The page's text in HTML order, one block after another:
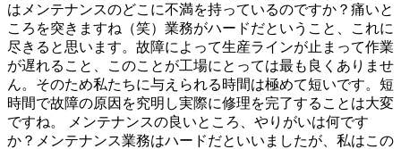
はメンテナンスのどこに不満を持っているのですか？痛いと
ころを突きますね（笑）業務がハードだということ、これに
尽きると思います。故障によって生産ラインが止まって作業
が遅れること、このことが工場にとっては最も良くありませ
ん。そのため私たちに与えられる時間は極めて短いです。短
時間で故障の原因を究明し実際に修理を完了することは大変
ですね。 メンテナンスの良いところ、やりがいは何です
か？メンテナンス業務はハードだといいましたが、私はこの